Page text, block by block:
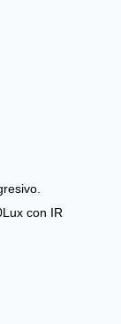
con IR